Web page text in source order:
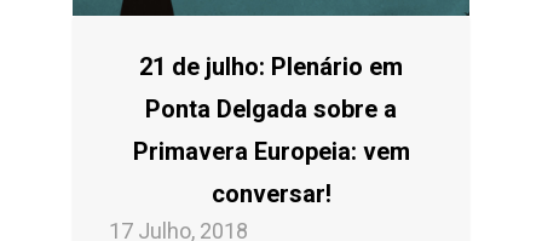
21 de julho: Plenário em
Ponta Delgada sobre a
Primavera Europeia: vem
conversar!
17 Julho, 2018